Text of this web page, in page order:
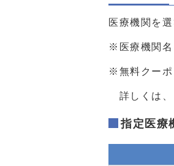
医療機関を
※医療機関名
※無料クーポ
詳しくは、
指定医療